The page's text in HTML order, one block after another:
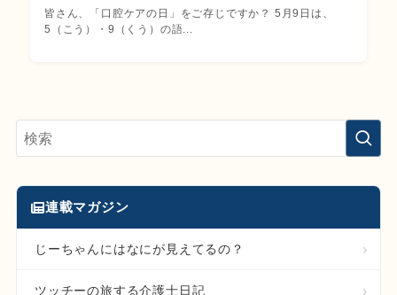
皆さん、「口腔ケアの日」をご存じですか？ 5月9日は、
5（こう）・9（くう）の語...
連載マガジン
じーちゃんにはなにが見えてるの？
ツッチーの旅する介護士日記